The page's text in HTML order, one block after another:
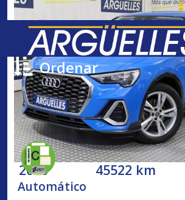
Ordenar
2020 45522 km
Automático